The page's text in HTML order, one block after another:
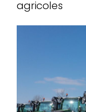
agricoles